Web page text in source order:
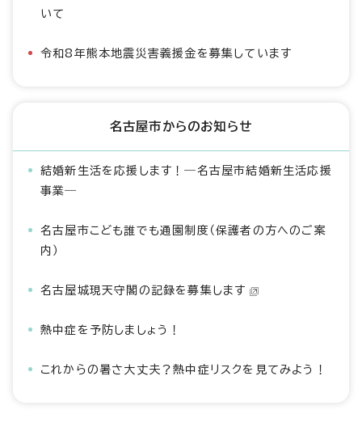
いて
令和8年熊本地震災害義援金を募集しています
名古屋市からのお知らせ
結婚新生活を応援します！―名古屋市結婚新生活応援
事業―
名古屋市こども誰でも通園制度（保護者の方へのご案
内）
名古屋城現天守閣の記録を募集します
熱中症を予防しましょう！
これからの暑さ大丈夫？熱中症リスクを見てみよう！